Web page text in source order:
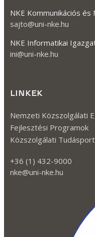
NKE Kommunikációs
sajto@uni-nke.hu
NKE Informatikai
ini@uni-nke.hu
LINKEK
Nemzeti Közszolgálati
Fejlesztési Programok
Közszolgálati
+36 (1) 432-9000
nke@uni-nke.hu
Kövessen minket a
Kövessen minket az
Kövessen minket az
Kövessen minket a
Kövessen minket a